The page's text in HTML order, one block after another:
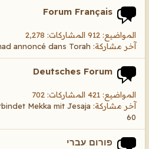
Forum Français
المواضيع: 912 المشاركات: 2,278
آخر مشاركة: annoncé dans Torah
Deutsches Forum
المواضيع: 421 المشاركات: 702
آخر مشاركة: Mekka mit Jesaja
60
פורום עברי